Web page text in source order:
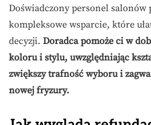
Doświadczony personel
kompleksowe wsparcie, które
decyzji. Doradca pomoże ci w
koloru i stylu, uwzględniając
zwiększy trafność wyboru i
nowej fryzury.